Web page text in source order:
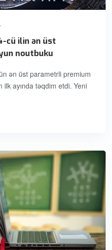
cü ilin ən üst
noutbuku
ən üst parametrli premium
ayında təqdim etdi. Yeni